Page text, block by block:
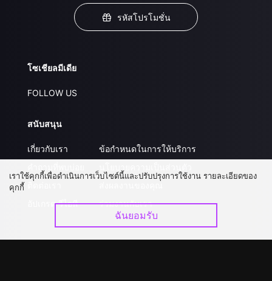
รหัสโปรโมชั่น
โซเชียลมีเดีย
FOLLOW US
สนับสนุน
เกี่ยวกับเรา
อัปเกรด วีไอพี
ข้อกำหนดในการให้บริการ
ร่วมงานกับเรา
เราใช้คุกกี้เพื่อดำเนินการเว็บไซต์นี้และปรับปรุงการใช้งาน รายละเอียดของ
คุกกี้
ฉันยอมรับ